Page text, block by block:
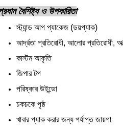
বৈশিষ্ট্য ও উপকারিতা
স্ট্যান্ড আপ প্যাকেজ (ডয়প্যাক)
আর্দ্রতা প্রতিরোধী, আলোর প্রতিরোধী,
কাস্টম আকৃতি
জিপার টপ
পরিষ্কার উইন্ডো
চকচকে পৃষ্ঠ
খাবার প্যাক করার জন্য পর্যাপ্ত জায়গা